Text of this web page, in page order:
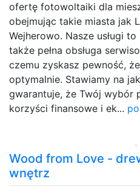
ofertę fotowoltaiki dla
obejmując takie miasta jak
Wejherowo. Nasze usługi
także pełna obsługa
czemu zyskasz pewność,
optymalnie. Stawiamy na
gwarantuje, że Twój wybór
korzyści finansowe i ek...
Wood from Love -
wnętrz